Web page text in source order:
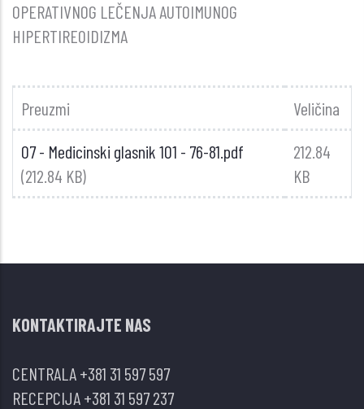
OPERATIVNOG LEČENJA AUTOIMUNOG
HIPERTIREOIDIZMA
Preuzmi Veličina
07 - Medicinski glasnik 101 - 76-81.pdf
(212.84 KB)
212.84
KB
KONTAKTIRAJTE NAS
CENTRALA+381 31 597 597
RECEPCIJA+381 31 597 237